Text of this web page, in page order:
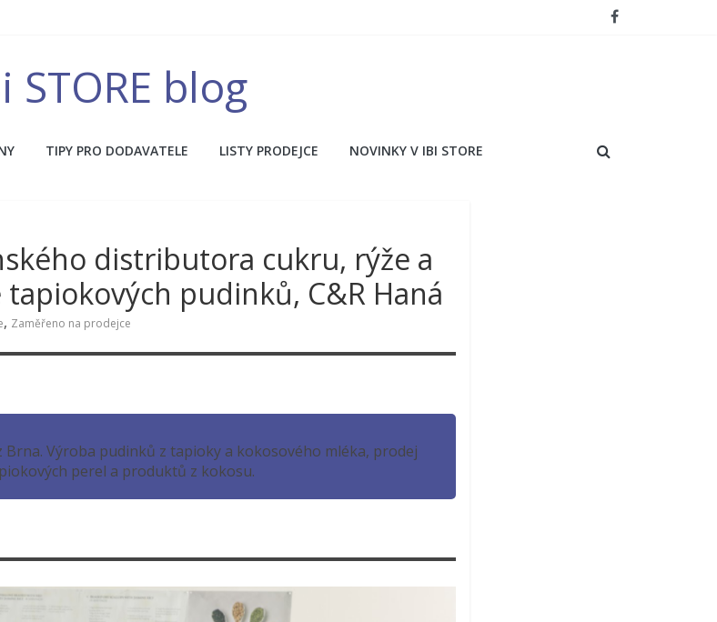
STORE blog
TIPY PRO DODAVATELE LISTY PRODEJCE NOVINKY V IBI STORE
distributora cukru, rýže a
pudinků, C&R Haná
, Zaměřeno na prodejce
Výroba pudinků z tapioky a kokosového mléka, prodej
perel a produktů z kokosu.